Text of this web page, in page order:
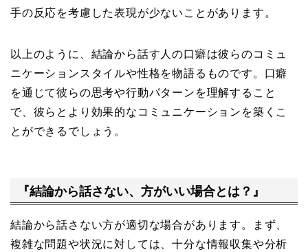
手の反応を考慮した表現が少ないことがあります。
以上のように、結論から話す人の口癖は彼らのコミュ
ニケーションスタイルや性格を物語るものです。口癖
を通じて彼らの思考や行動パターンを理解すること
で、彼らとより効果的なコミュニケーションを築くこ
とができるでしょう。
『結論から話さない、方がいい場合とは？』
結論から話さない方が適切な場合があります。まず、
複雑な問題や状況に対しては、十分な情報収集や分析